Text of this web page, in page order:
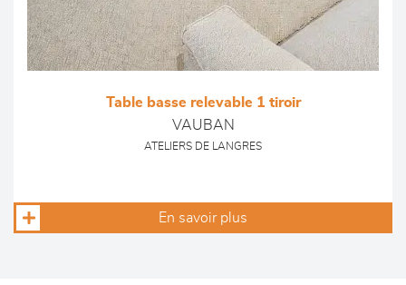
Table basse relevable 1 tiroir
VAUBAN
ATELIERS DE LANGRES
En savoir plus